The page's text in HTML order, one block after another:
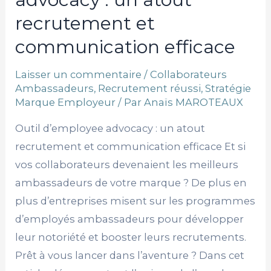
recrutement et
communication efficace
Laisser un commentaire /Collaborateurs
Ambassadeurs, Recrutement réussi,Stratégie
Marque Employeur / ParAnaïs MAROTEAUX
Outil d’employee advocacy : un atout
recrutement et communication efficace Et si
vos collaborateurs devenaient les meilleurs
ambassadeurs de votre marque ? De plus en
plus d’entreprises misent sur les programmes
d’employés ambassadeurs pour développer
leur notoriété et booster leurs recrutements.
Prêt à vous lancer dans l’aventure ? Dans cet